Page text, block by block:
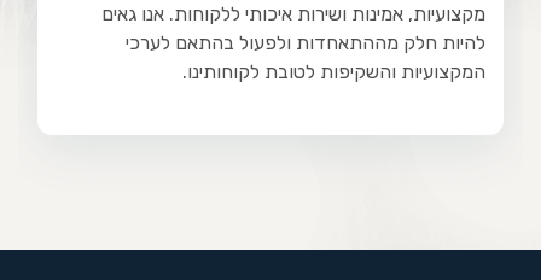
מקצועיות, אמינות ושירות איכותי ללקוחות. אנו גאים
להיות חלק מההתאחדות ולפעול בהתאם לערכי
המקצועיות והשקיפות לטובת לקוחותינו.